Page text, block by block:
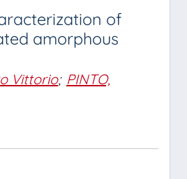
of
amorphous
Vittorio; PINTO,